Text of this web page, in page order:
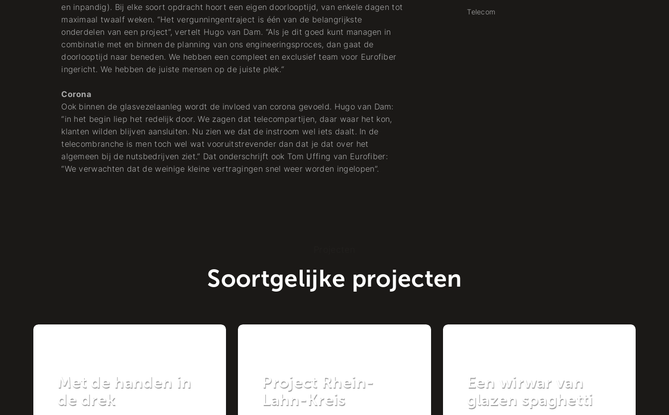
en inpandig). Bij elke soort opdracht hoort een eigen doorlooptijd, van enkele dagen tot
maximaal twaalf weken. “Het vergunningentraject is één van de belangrijkste
onderdelen van een project”, vertelt Hugo van Dam. “Als je dit goed kunt managen in
combinatie met en binnen de planning van ons engineeringsproces, dan gaat de
doorlooptijd naar beneden. We hebben een compleet en exclusief team voor Eurofiber
ingericht. We hebben de juiste mensen op de juiste plek.“
Corona
Ook binnen de glasvezelaanleg wordt de invloed van corona gevoeld. Hugo van Dam:
“in het begin liep het redelijk door. We zagen dat telecompartijen, daar waar het kon,
klanten wilden blijven aansluiten. Nu zien we dat de instroom wel iets daalt. In de
telecombranche is men toch wel wat vooruitstrevender dan dat je dat over het
algemeen bij de nutsbedrijven ziet.” Dat onderschrijft ook Tom Uffing van Eurofiber:
“We verwachten dat de weinige kleine vertragingen snel weer worden ingelopen”.
Telecom Telecom Telecom
Soortgelijke projecten
Met de handen in
de drek
Project Rhein-
Lahn-Kreis
Een wirwar van
glazen spaghetti